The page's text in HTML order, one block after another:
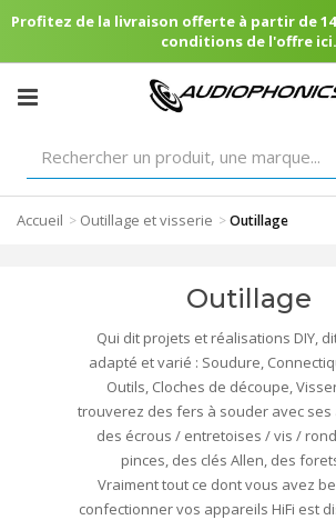
Profitez de la livraison offerte à partir de
conditions de l'offre ici.
Accueil > Outillage et visserie >Outillage
Outillage
Qui dit projets et réalisations DIY,
adapté et varié : Soudure,
Outils, Cloches de découpe,
trouverez des fers à souder avec ses
des écrous / entretoises / vis /
pinces, des clés Allen, des
Vraiment tout ce dont vous avez
confectionner vos appareils HiFi est